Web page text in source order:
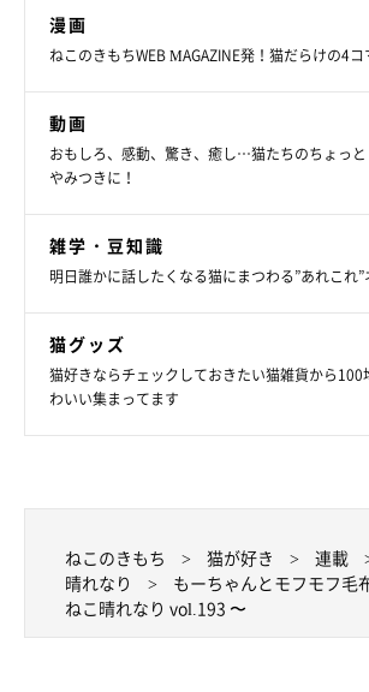
漫画
ねこのきもちWEB MAGAZINE発！猫だらけの4
動画
おもしろ、感動、驚き、癒し…猫たちのちょっ
やみつきに！
雑学・豆知識
明日誰かに話したくなる猫にまつわる”あれこれ”
猫グッズ
猫好きならチェックしておきたい猫雑貨から100
わいい集まってます
ねこのきもち 猫が好き 連載
晴れなり
もーちゃんとモフモフ
ねこ晴れなり vol.193 〜